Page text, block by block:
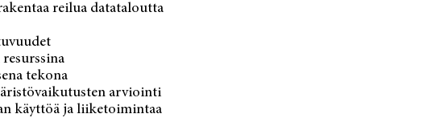
reilua datataloutta
tekona
arviointi
käyttöä ja liiketoimintaa